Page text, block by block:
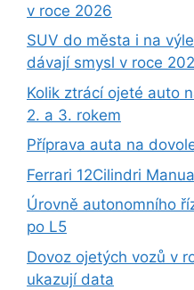
v roce 2026
SUV do města i na
dávají smysl v roce
Kolik ztrácí ojeté auto
2. a 3. rokem
Příprava auta na
Ferrari 12Cilindri
Úrovně autonomního
po L5
Dovoz ojetých vozů v
ukazují data